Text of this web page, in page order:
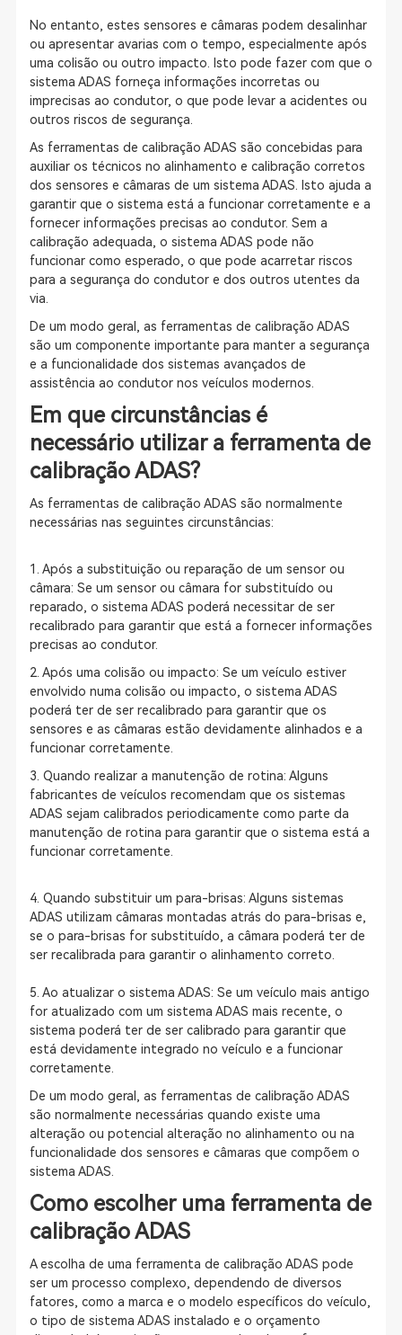
No entanto, estes sensores e câmaras podem desalinhar
ou apresentar avarias com o tempo, especialmente após
uma colisão ou outro impacto. Isto pode fazer com que o
sistema ADAS forneça informações incorretas ou
imprecisas ao condutor, o que pode levar a acidentes ou
outros riscos de segurança.
As ferramentas de calibração ADAS são concebidas para
auxiliar os técnicos no alinhamento e calibração corretos
dos sensores e câmaras de um sistema ADAS. Isto ajuda a
garantir que o sistema está a funcionar corretamente e a
fornecer informações precisas ao condutor. Sem a
calibração adequada, o sistema ADAS pode não
funcionar como esperado, o que pode acarretar riscos
para a segurança do condutor e dos outros utentes da
via.
De um modo geral, as ferramentas de calibração ADAS
são um componente importante para manter a segurança
e a funcionalidade dos sistemas avançados de
assistência ao condutor nos veículos modernos.
Em que circunstâncias é
necessário utilizar a ferramenta de
calibração ADAS?
As ferramentas de calibração ADAS são normalmente
necessárias nas seguintes circunstâncias:
1. Após a substituição ou reparação de um sensor ou
câmara: Se um sensor ou câmara for substituído ou
reparado, o sistema ADAS poderá necessitar de ser
recalibrado para garantir que está a fornecer informações
precisas ao condutor.
2. Após uma colisão ou impacto: Se um veículo estiver
envolvido numa colisão ou impacto, o sistema ADAS
poderá ter de ser recalibrado para garantir que os
sensores e as câmaras estão devidamente alinhados e a
funcionar corretamente.
3. Quando realizar a manutenção de rotina: Alguns
fabricantes de veículos recomendam que os sistemas
ADAS sejam calibrados periodicamente como parte da
manutenção de rotina para garantir que o sistema está a
funcionar corretamente.
4. Quando substituir um para-brisas: Alguns sistemas
ADAS utilizam câmaras montadas atrás do para-brisas e,
se o para-brisas for substituído, a câmara poderá ter de
ser recalibrada para garantir o alinhamento correto.
5. Ao atualizar o sistema ADAS: Se um veículo mais antigo
for atualizado com um sistema ADAS mais recente, o
sistema poderá ter de ser calibrado para garantir que
está devidamente integrado no veículo e a funcionar
corretamente.
De um modo geral, as ferramentas de calibração ADAS
são normalmente necessárias quando existe uma
alteração ou potencial alteração no alinhamento ou na
funcionalidade dos sensores e câmaras que compõem o
sistema ADAS.
Como escolher uma ferramenta de
calibração ADAS
A escolha de uma ferramenta de calibração ADAS pode
ser um processo complexo, dependendo de diversos
fatores, como a marca e o modelo específicos do veículo,
o tipo de sistema ADAS instalado e o orçamento